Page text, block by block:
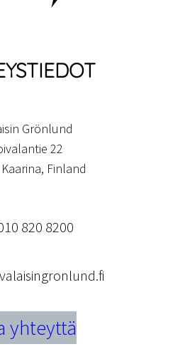
Grönlund
22
Finland
820 8200
yhteyttä